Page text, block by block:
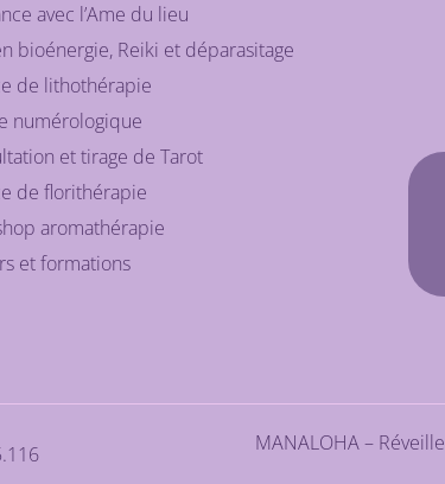
avec l’Ame du lieu
bioénergie, Reiki et déparasitage
de lithothérapie
numérologique
et tirage de Tarot
de florithérapie
aromathérapie
et formations
MANALOHA –